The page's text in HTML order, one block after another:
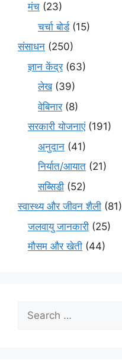
मंच (23)
चर्चा बोर्ड(15)
संसाधन (250)
ज्ञान केंद्र(63)
लेख(39)
वेबिनार(8)
सरकारी योजनाएं(191)
अनुदान (41)
निर्यात/आयात (21)
सब्सिडी (52)
स्वास्थ्य और जीवन शैली (81)
जलवायु जानकारी (25)
मौसम और खेती (44)